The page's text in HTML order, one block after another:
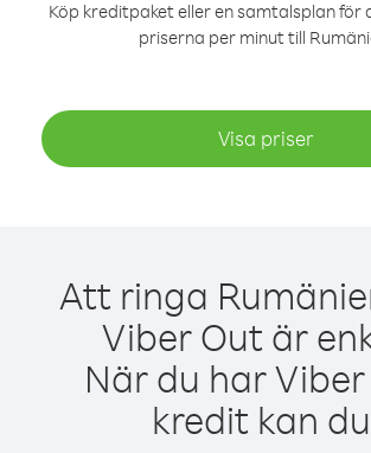
Köp kreditpaket eller en samtalsplan för
priserna per minut till
Visa priser
Att ringa
Viber Out är
När du har
kredit kan